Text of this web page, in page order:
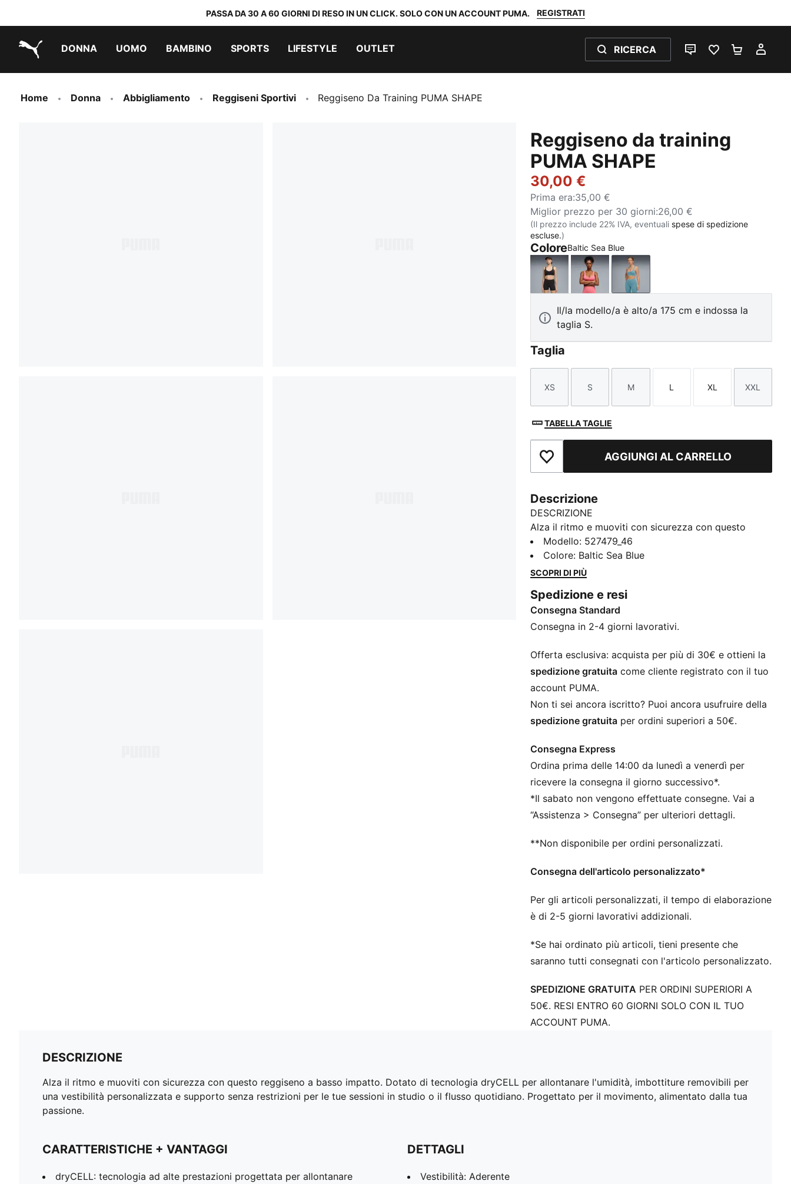
PASSA DA 30 A 60 GIORNI DI RESO IN UN CLICK. SOLO CON UN ACCOUNT PUMA. REGISTRATI
DONNA UOMO BAMBINO SPORTS LIFESTYLE OUTLET RICERCA
CHAT PREFERITI 0
Home Donna Abbigliamento Reggiseni Sportivi Reggiseno Da Training PUMA SHAPE
Reggiseno da training
PUMA SHAPE
30,00 €
Prima era:35,00 €
Miglior prezzo per 30 giorni:26,00 €
(Il prezzo include 22% IVA, eventuali spese di spedizione
escluse.)
ColoreBaltic Sea Blue
PUMA BlackWild PinkBaltic Sea Blue
Il/la modello/a è alto/a 175 cm e indossa la
taglia S.
Taglia
Taglia
XS
Taglia
S
Taglia
M
Taglia
L
Taglia
XL
Taglia
XXL
TABELLA TAGLIE
Aggiungi ai PreferitiAGGIUNGI AL CARRELLO
Descrizione
DESCRIZIONE
Alza il ritmo e muoviti con sicurezza con questo
reggiseno a basso impatto. Dotato di tecnologia
dryCELL per allontanare l'umidità, imbottiture
removibili per una vestibilità personalizzata e
studio o il flusso quotidiano. Progettato per il
movimento, alimentato dalla tua passione.
CARATTERISTICHE + VANTAGGI
per allontanare l’umidità dalla pelle e rimanere asciutti
durante l’esercizio fisico
Creato con almeno il 50% di materiale riciclato
Vestibilità: Aderente
Materiale principale 2: Intreccio
Lunghezza: Regolare
Imbottiture rimovibili
Supporto: sport a basso impatto
Modello: 527479_46
Colore: Baltic Sea Blue
SCOPRI DI PIÙ
Spedizione e resi
Consegna Standard
Consegna in 2-4 giorni lavorativi.
Offerta esclusiva: acquista per più di 30€ e ottieni la
spedizione gratuita come cliente registrato con il tuo
account PUMA.
Non ti sei ancora iscritto? Puoi ancora usufruire della
spedizione gratuita per ordini superiori a 50€.
Consegna Express
Ordina prima delle 14:00 da lunedì a venerdì per
ricevere la consegna il giorno successivo*.
*Il sabato non vengono effettuate consegne. Vai a
“Assistenza > Consegna” per ulteriori dettagli.
**Non disponibile per ordini personalizzati.
Consegna dell'articolo personalizzato*
Per gli articoli personalizzati, il tempo di elaborazione
è di 2-5 giorni lavorativi addizionali.
*Se hai ordinato più articoli, tieni presente che
saranno tutti consegnati con l'articolo personalizzato.
SPEDIZIONE GRATUITA PER ORDINI SUPERIORI A
50€. RESI ENTRO 60 GIORNI SOLO CON IL TUO
ACCOUNT PUMA.
DESCRIZIONE
Alza il ritmo e muoviti con sicurezza con questo reggiseno a basso impatto. Dotato di tecnologia dryCELL per allontanare l'umidità, imbottiture removibili per
una vestibilità personalizzata e supporto senza restrizioni per le tue sessioni in studio o il flusso quotidiano. Progettato per il movimento, alimentato dalla tua
passione.
CARATTERISTICHE + VANTAGGI
dryCELL: tecnologia ad alte prestazioni progettata per allontanare
DETTAGLI
Vestibilità: Aderente